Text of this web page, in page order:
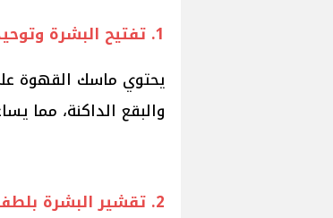
1. تفتيح البشرة وتوحيد اللون
يحتوي ماسك القهوة
والبقع الداكنة، مما
2. تقشير البشرة بلطف